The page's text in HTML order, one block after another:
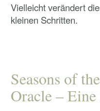
Vielleicht verändert
kleinen Schritten.
Seasons of
Oracle – Eine